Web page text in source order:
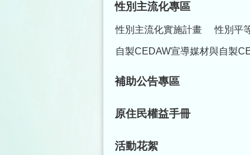
性別主流化專區
性別主流化實施計畫 性別平
自製CEDAW宣導媒材與自製
補助公告專區
原住民權益手冊
活動花絮